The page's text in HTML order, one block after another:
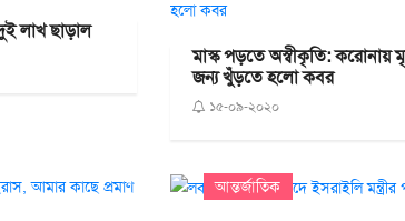
লাখ ছাড়াল
মাস্ক পড়তে অস্বীকৃতি: করোনায়
জন্য খুঁড়তে হলো কবর
১৫-০৯-২০২০
আন্তর্জাতিক